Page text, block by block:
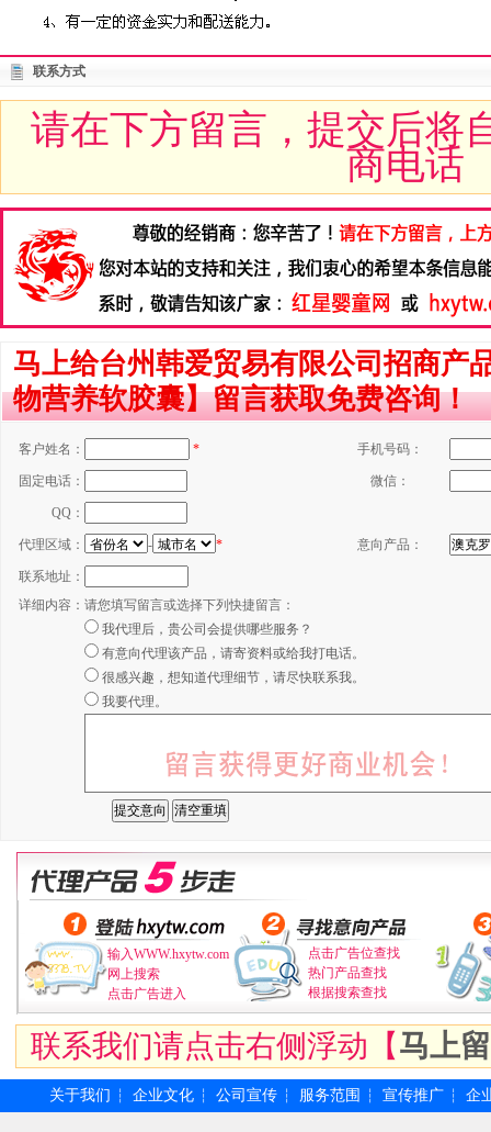
联系方式
请在下方留言，提交后将
商电话
马上给台州韩爱贸易有限公司招商产
物营养软胶囊】留言获取免费咨询！
客户姓名： * 手机号码：
固定电话： 微信：
QQ：
代理区域： - * 意向产品：
联系地址：
详细内容： 请您填写留言或选择下列快捷留言：
我代理后，贵公司会提供哪些服务？
有意向代理该产品，请寄资料或给我打电话。
很感兴趣，想知道代理细节，请尽快联系我。
我要代理。
输入WWW.hxytw.com
网上搜索
点击广告进入
点击广告位查找
热门产品查找
根据搜索查找
联系我们请点击右侧浮动【马上
关于我们 ┆ 企业文化 ┆ 公司宣传 ┆ 服务范围 ┆ 宣传推广 ┆ 企